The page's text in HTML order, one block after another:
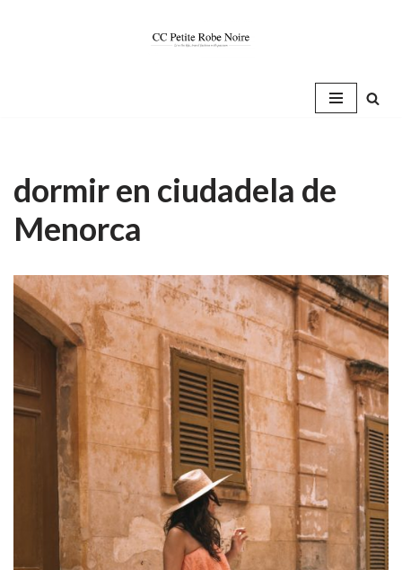
dormir en ciudadela de
Menorca